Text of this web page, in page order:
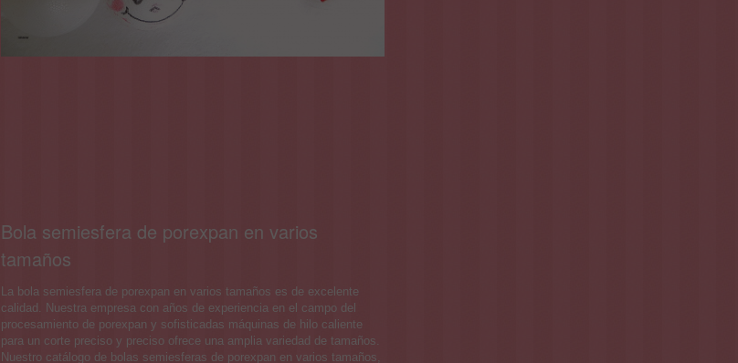
Bola semiesfera de porexpan en varios
tamaños
La bola semiesfera de porexpan en varios tamaños es de excelente
calidad. Nuestra empresa con años de experiencia en el campo del
procesamiento de porexpan y sofisticadas máquinas de hilo caliente
para un corte preciso y preciso ofrece una amplia variedad de tamaños.
Nuestro catálogo de bolas semiesferas de porexpan en varios tamaños,